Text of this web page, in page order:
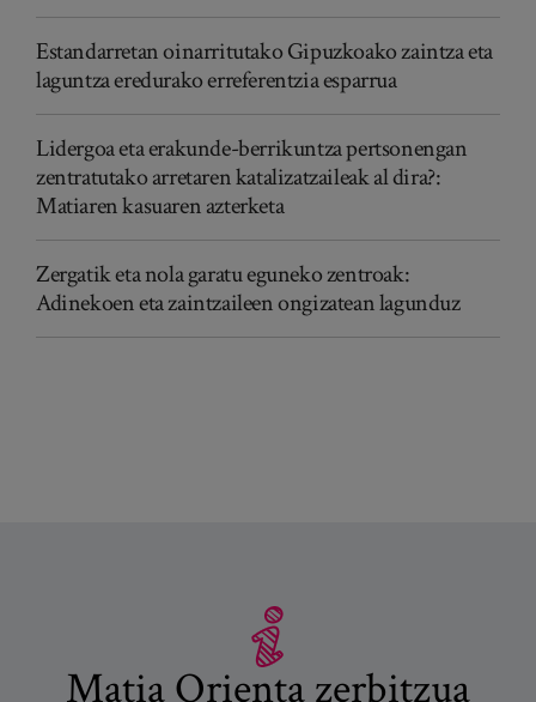
Estandarretan oinarritutako Gipuzkoako zaintza eta
laguntza eredurako erreferentzia esparrua
Lidergoa eta erakunde-berrikuntza pertsonengan
zentratutako arretaren katalizatzaileak al dira?:
Matiaren kasuaren azterketa
Zergatik eta nola garatu eguneko zentroak:
Adinekoen eta zaintzaileen ongizatean lagunduz
Matia Orienta zerbitzua